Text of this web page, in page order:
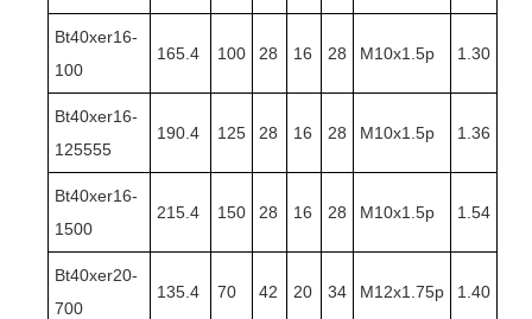
Bt40xer16-
100
165.4 100 28 16 28 M10x1.5p 1.30
Bt40xer16-
125555
190.4 125 28 16 28 M10x1.5p 1.36
Bt40xer16-
1500
215.4 150 28 16 28 M10x1.5p 1.54
Bt40xer20-
700
135.4 70 42 20 34 M12x1.75p 1.40